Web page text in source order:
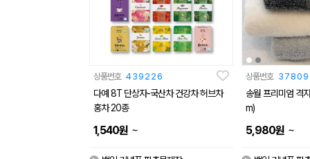
상품번호 439226
다예 8T 단상자-국산차 건강차 허브차
홍차 20종
1,540원 ~
상품번호
송월 프리미엄 격
m)
5,980원 ~